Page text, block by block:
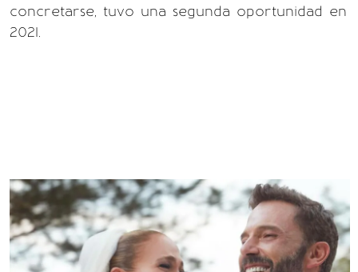
concretarse, tuvo una segunda oportunidad en
2021.